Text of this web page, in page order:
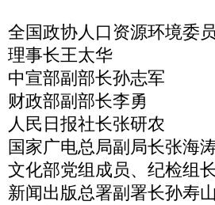
全国政协人口资源环境委
理事长王太华
中宣部副部长孙志军
财政部副部长李勇
人民日报社长张研农
国家广电总局副局长张海
文化部党组成员、纪检组
新闻出版总署副署长孙寿山